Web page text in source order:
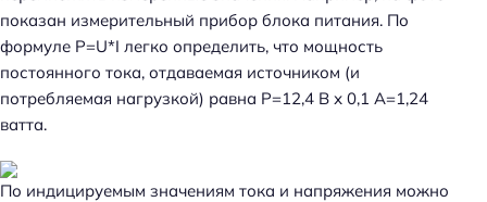
показан измерительный прибор блока питания. По
формуле P=U*I легко определить, что мощность
постоянного тока, отдаваемая источником (и
потребляемая нагрузкой) равна P=12,4 В х 0,1 А=1,24
ватта.
По индицируемым значениям тока и напряжения можно